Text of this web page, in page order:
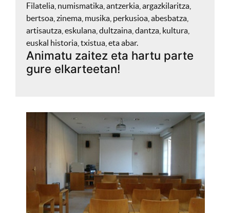
Filatelia, numismatika, antzerkia, argazkilaritza,
bertsoa, zinema, musika, perkusioa, abesbatza,
artisautza, eskulana, dultzaina, dantza, kultura,
euskal historia, txistua, eta abar.
Animatu zaitez eta hartu parte
gure elkarteetan!